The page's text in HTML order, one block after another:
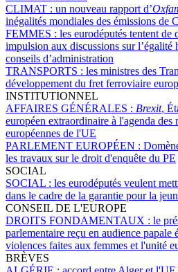
CLIMAT : un nouveau rapport d’
inégalités mondiales des émissions de
FEMMES : les eurodéputés tentent de
impulsion aux discussions sur l’égalité
conseils d’administration
TRANSPORTS : les ministres des
développement du fret ferroviaire
INSTITUTIONNEL
AFFAIRES GÉNÉRALES : Brexit,
européen extraordinaire à l'agenda des
européennes de l'UE
PARLEMENT EUROPÉEN :
les travaux sur le droit d'enquête du PE
SOCIAL
SOCIAL : les eurodéputés veulent
dans le cadre de la garantie pour la
CONSEIL DE L'EUROPE
DROITS FONDAMENTAUX : le
parlementaire reçu en audience
violences faites aux femmes et l'unité
BRÈVES